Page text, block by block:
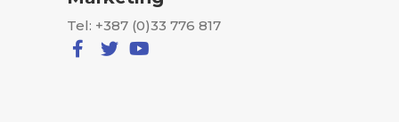
Tel: +387 (0)33 776 817